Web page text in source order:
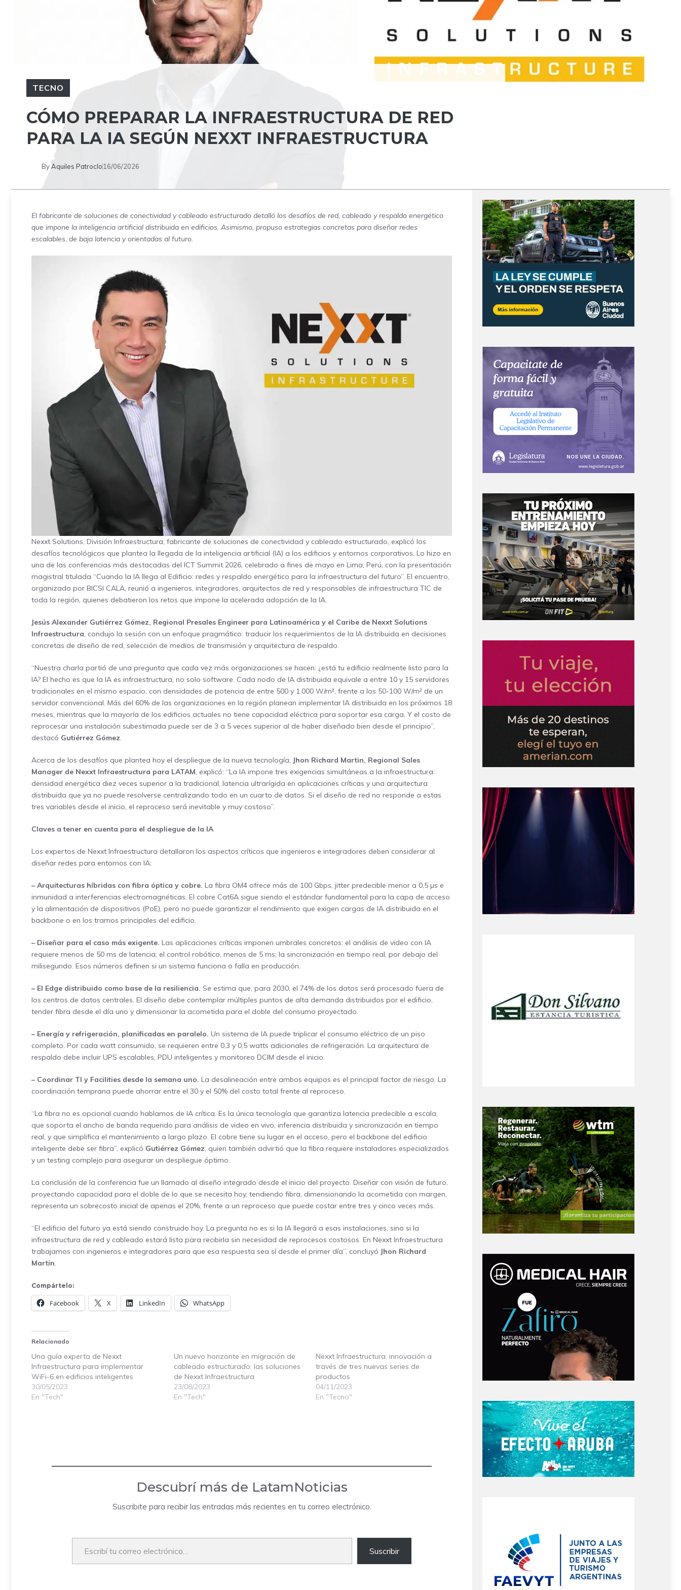
TECNO
CÓMO PREPARAR LA INFRAESTRUCTURA DE RED
PARA LA IA SEGÚN NEXXT INFRAESTRUCTURA
ByAquiles Patroclo 16/06/2026
El fabricante de soluciones de conectividad y cableado estructurado detalló los desafíos de red, cableado y respaldo energético
que impone la inteligencia artificial distribuida en edificios. Asimismo, propuso estrategias concretas para diseñar redes
escalables, de baja latencia y orientadas al futuro.
Nexxt Solutions, División Infraestructura, fabricante de soluciones de conectividad y cableado estructurado, explicó los
desafíos tecnológicos que plantea la llegada de la inteligencia artificial (IA) a los edificios y entornos corporativos. Lo hizo en
una de las conferencias más destacadas del ICT Summit 2026, celebrado a fines de mayo en Lima, Perú, con la presentación
magistral titulada “Cuando la IA llega al Edificio: redes y respaldo energético para la infraestructura del futuro”. El encuentro,
organizado por BICSI CALA, reunió a ingenieros, integradores, arquitectos de red y responsables de infraestructura TIC de
toda la región, quienes debatieron los retos que impone la acelerada adopción de la IA.
Jesús Alexander Gutiérrez Gómez, Regional Presales Engineer para Latinoamérica y el Caribe de Nexxt Solutions
Infraestructura, condujo la sesión con un enfoque pragmático: traducir los requerimientos de la IA distribuida en decisiones
concretas de diseño de red, selección de medios de transmisión y arquitectura de respaldo.
“Nuestra charla partió de una pregunta que cada vez más organizaciones se hacen: ¿está tu edificio realmente listo para la
IA? El hecho es que la IA es infraestructura, no solo software. Cada nodo de IA distribuida equivale a entre 10 y 15 servidores
tradicionales en el mismo espacio, con densidades de potencia de entre 500 y 1.000 W/m², frente a los 50-100 W/m² de un
servidor convencional. Más del 60% de las organizaciones en la región planean implementar IA distribuida en los próximos 18
meses, mientras que la mayoría de los edificios actuales no tiene capacidad eléctrica para soportar esa carga. Y el costo de
reprocesar una instalación subestimada puede ser de 3 a 5 veces superior al de haber diseñado bien desde el principio”,
destacó Gutiérrez Gómez.
Acerca de los desafíos que plantea hoy el despliegue de la nueva tecnología, Jhon Richard Martin, Regional Sales
Manager de Nexxt Infraestructura para LATAM, explicó: “La IA impone tres exigencias simultáneas a la infraestructura:
densidad energética diez veces superior a la tradicional, latencia ultrarígida en aplicaciones críticas y una arquitectura
distribuida que ya no puede resolverse centralizando todo en un cuarto de datos. Si el diseño de red no responde a estas
tres variables desde el inicio, el reproceso será inevitable y muy costoso”.
Claves a tener en cuenta para el despliegue de la IA
Los expertos de Nexxt Infraestructura detallaron los aspectos críticos que ingenieros e integradores deben considerar al
diseñar redes para entornos con IA:
– Arquitecturas híbridas con fibra óptica y cobre. La fibra OM4 ofrece más de 100 Gbps, jitter predecible menor a 0,5 µs e
inmunidad a interferencias electromagnéticas. El cobre Cat6A sigue siendo el estándar fundamental para la capa de acceso
y la alimentación de dispositivos (PoE), pero no puede garantizar el rendimiento que exigen cargas de IA distribuida en el
backbone o en los tramos principales del edificio.
– Diseñar para el caso más exigente. Las aplicaciones críticas imponen umbrales concretos: el análisis de video con IA
requiere menos de 50 ms de latencia; el control robótico, menos de 5 ms; la sincronización en tiempo real, por debajo del
milisegundo. Esos números definen si un sistema funciona o falla en producción.
– El Edge distribuido como base de la resiliencia. Se estima que, para 2030, el 74% de los datos será procesado fuera de
los centros de datos centrales. El diseño debe contemplar múltiples puntos de alta demanda distribuidos por el edificio,
tender fibra desde el día uno y dimensionar la acometida para el doble del consumo proyectado.
– Energía y refrigeración, planificadas en paralelo. Un sistema de IA puede triplicar el consumo eléctrico de un piso
completo. Por cada watt consumido, se requieren entre 0,3 y 0,5 watts adicionales de refrigeración. La arquitectura de
respaldo debe incluir UPS escalables, PDU inteligentes y monitoreo DCIM desde el inicio.
– Coordinar TI y Facilities desde la semana uno. La desalineación entre ambos equipos es el principal factor de riesgo. La
coordinación temprana puede ahorrar entre el 30 y el 50% del costo total frente al reproceso.
“La fibra no es opcional cuando hablamos de IA crítica. Es la única tecnología que garantiza latencia predecible a escala,
que soporta el ancho de banda requerido para análisis de video en vivo, inferencia distribuida y sincronización en tiempo
real, y que simplifica el mantenimiento a largo plazo. El cobre tiene su lugar en el acceso, pero el backbone del edificio
inteligente debe ser fibra”, explicó Gutiérrez Gómez, quien también advirtió que la fibra requiere instaladores especializados
y un testing complejo para asegurar un despliegue óptimo.
La conclusión de la conferencia fue un llamado al diseño integrado desde el inicio del proyecto. Diseñar con visión de futuro,
proyectando capacidad para el doble de lo que se necesita hoy, tendiendo fibra, dimensionando la acometida con margen,
representa un sobrecosto inicial de apenas el 20%, frente a un reproceso que puede costar entre tres y cinco veces más.
“El edificio del futuro ya está siendo construido hoy. La pregunta no es si la IA llegará a esas instalaciones, sino si la
infraestructura de red y cableado estará lista para recibirla sin necesidad de reprocesos costosos. En Nexxt Infraestructura
trabajamos con ingenieros e integradores para que esa respuesta sea sí desde el primer día”, concluyó Jhon Richard
Martin.
Compártelo:
Facebook X LinkedIn WhatsApp
Relacionado
Una guía experta de Nexxt
Infraestructura para implementar
WiFi-6 en edificios inteligentes
30/05/2023
En "Tech"
Un nuevo horizonte en migración de
cableado estructurado: las soluciones
de Nexxt Infraestructura
23/08/2023
En "Tech"
Nexxt Infraestructura: innovación a
través de tres nuevas series de
productos
04/11/2023
En "Tecno"
Descubrí más de LatamNoticias
Suscribite para recibir las entradas más recientes en tu correo electrónico.
Escribí tu correo electrónico…
Suscribir